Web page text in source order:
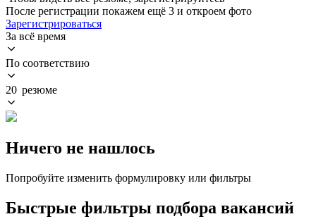
После регистрации покажем ещё 3 и откроем фото
Зарегистрироваться
За всё время
По соответствию
20 резюме
Ничего не нашлось
Попробуйте изменить формулировку или фильтры
Быстрые фильтры подбора вакансий